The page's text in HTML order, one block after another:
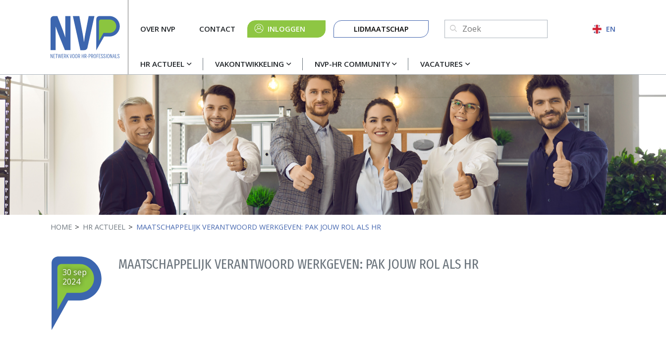
Hoofdnavigatie
HR ACTUEEL VAKONTWIKKELING NVP-HR COMMUNITY VACATURES
MetaOVER NVP CONTACT INLOGGEN
Knop
navigatie
LIDMAATSCHAP Zoeken:
ZOEKEN
EN
HOME HR ACTUEEL MAATSCHAPPELIJK VERANTWOORD WERKGEVEN: PAK JOUW ROL ALS HR
MAATSCHAPPELIJK VERANTWOORD WERKGEVEN: PAK JOUW ROL ALS HR
30 sep
2024